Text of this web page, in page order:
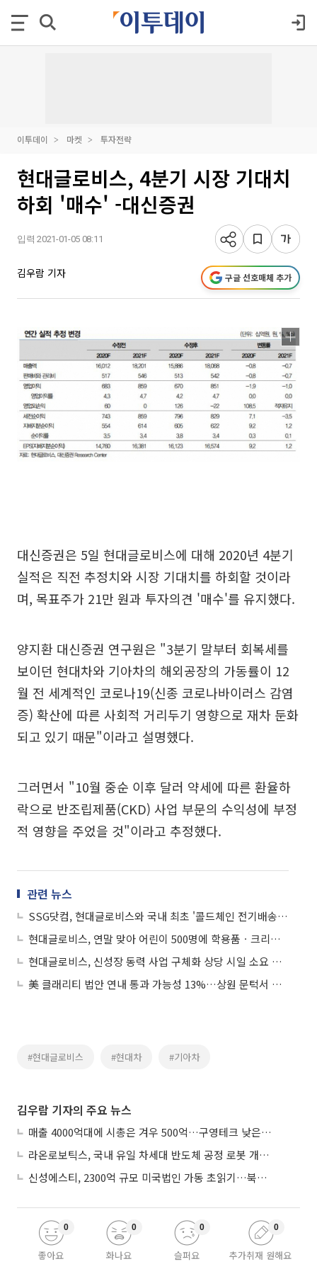
이투데이 마켓 투자전략
현대글로비스, 4분기 시장 기대치
하회 '매수' -대신증권
입력 2021-01-05 08:11
김우람 기자 구글 선호매체 추가
대신증권은 5일 현대글로비스에 대해 2020년 4분기
실적은 직전 추정치와 시장 기대치를 하회할 것이라
며, 목표주가 21만 원과 투자의견 '매수'를 유지했다.
양지환 대신증권 연구원은 "3분기 말부터 회복세를
보이던 현대차와 기아차의 해외공장의 가동률이 12
월 전 세계적인 코로나19(신종 코로나바이러스 감염
증) 확산에 따른 사회적 거리두기 영향으로 재차 둔화
되고 있기 때문"이라고 설명했다.
그러면서 "10월 중순 이후 달러 약세에 따른 환율하
락으로 반조립제품(CKD) 사업 부문의 수익성에 부정
적 영향을 주었을 것"이라고 추정했다.
관련 뉴스
SSG닷컴, 현대글로비스와 국내 최초 '콜드체인 전기배송차’ 도입
현대글로비스, 연말 맞아 어린이 500명에 학용품ㆍ크리스마스 조명등 전달
현대글로비스, 신성장 동력 사업 구체화 상당 시일 소요 전망 ‘투자의견↓’-유진투자증권
美 클래리티 법안 연내 통과 가능성 13%…상원 문턱서 제동
#현대글로비스 #현대차 #기아차
김우람 기자의 주요 뉴스
매출 4000억대에 시총은 겨우 500억…구영테크 낮은 몸값에 저가 승계 마무리
라온로보틱스, 국내 유일 차세대 반도체 공정 로봇 개발 ‘고객사 테스트 진행’
신성에스티, 2300억 규모 미국법인 가동 초읽기…북미 ESS 공략 본격화
좋아요
0
화나요
0
슬퍼요
0
추가취재 원해요
0